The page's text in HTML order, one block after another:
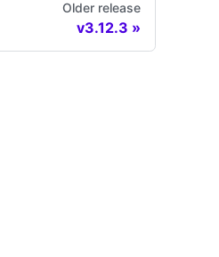
Older release
v3.12.3